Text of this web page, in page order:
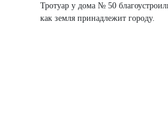
Тротуар у дома № 50
как земля принадлежит городу.